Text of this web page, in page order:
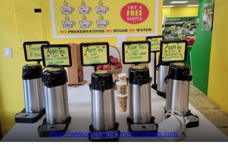
https://www.unitedbrothersfruitmarkets.com/